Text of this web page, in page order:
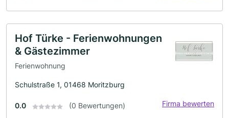
Hof Türke - Ferienwohnungen
& Gästezimmer
Ferienwohnung
Schulstraße 1, 01468 Moritzburg
0.0 (0 Bewertungen) Firma bewerten